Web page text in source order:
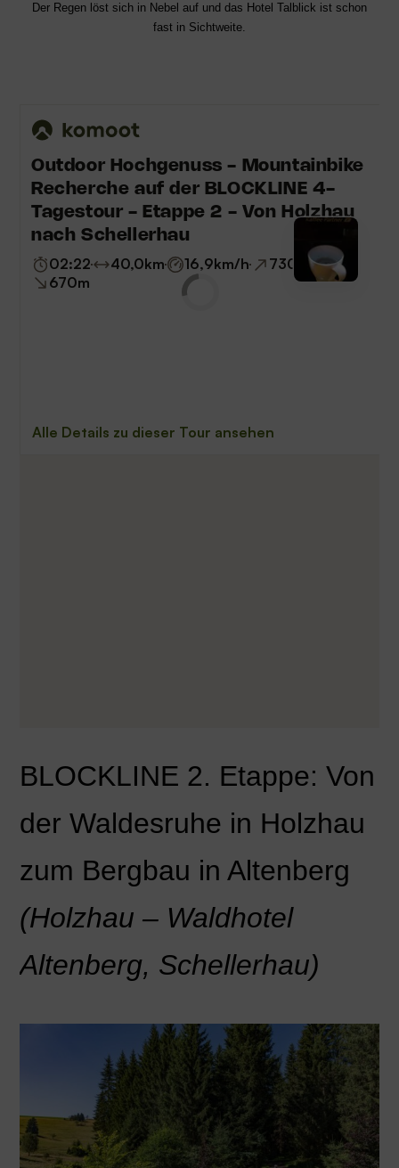
Der Regen löst sich in Nebel auf und das Hotel Talblick ist schon
fast in Sichtweite.
BLOCKLINE 2. Etappe: Von
der Waldesruhe in Holzhau
zum Bergbau in Altenberg
(Holzhau – Waldhotel
Altenberg, Schellerhau)